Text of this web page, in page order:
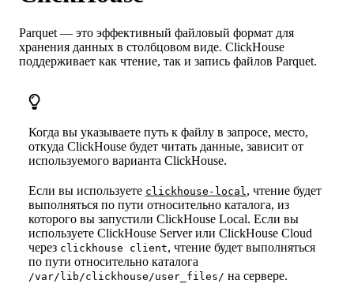
Parquet — это эффективный файловый формат для
хранения данных в столбцовом виде. ClickHouse
поддерживает как чтение, так и запись файлов Parquet.
Когда вы указываете путь к файлу в запросе, место,
откуда ClickHouse будет читать данные, зависит от
используемого варианта ClickHouse.
Если вы используете clickhouse-local , чтение будет
выполняться по пути относительно каталога, из
которого вы запустили ClickHouse Local. Если вы
используете ClickHouse Server или ClickHouse Cloud
через clickhouse client, чтение будет выполняться
по пути относительно каталога
/var/lib/clickhouse/user_files/ на сервере.